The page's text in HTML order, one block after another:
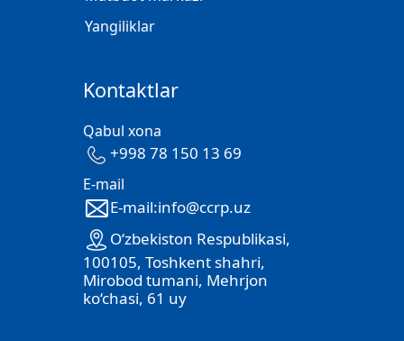
Yangiliklar
Kontaktlar
Qabul xona
+998 78 150 13 69
E-mail
E-mail:info@ccrp.uz
O‘zbekiston Respublikasi,
100105, Toshkent shahri,
Mirobod tumani, Mehrjon
ko‘chasi, 61 uy